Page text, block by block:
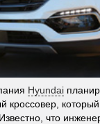
Hyundai
кроссовер,
что